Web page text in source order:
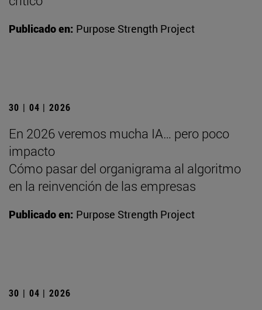
Publicado en: Purpose Strength Project
30 | 04 | 2026
En 2026 veremos mucha IA… pero poco
impacto
Cómo pasar del organigrama al algoritmo
en la reinvención de las empresas
Publicado en: Purpose Strength Project
30 | 04 | 2026